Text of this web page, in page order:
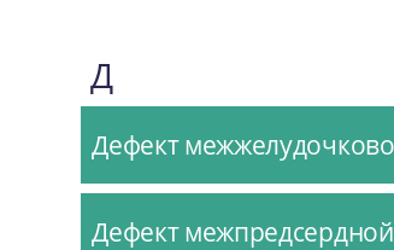
Д
Дефект
Дефект